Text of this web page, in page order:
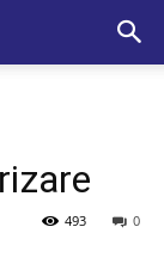
0
493